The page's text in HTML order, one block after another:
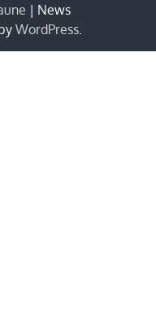
| News
WordPress